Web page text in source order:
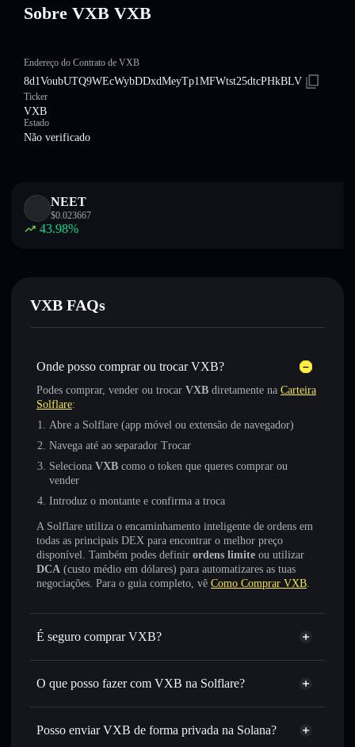
Sobre VXB VXB
Endereço do Contrato de VXB
8d1VoubUTQ9WEcWybDDxdMeyTp1MFWtst25dtcPHkBLV
Ticker
VXB
Estado
Não verificado
NEET
$0.023667
43.98%
VXB FAQs
Onde posso comprar ou trocar VXB?
Podes comprar, vender ou trocar VXB diretamente na Carteira
Solflare:
Abre a Solflare (app móvel ou extensão de navegador)
Navega até ao separador Trocar
Seleciona VXB como o token que queres comprar ou
vender
Introduz o montante e confirma a troca
A Solflare utiliza o encaminhamento inteligente de ordens em
todas as principais DEX para encontrar o melhor preço
disponível. Também podes definir ordens limite ou utilizar
DCA (custo médio em dólares) para automatizares as tuas
negociações. Para o guia completo, vê Como Comprar VXB.
É seguro comprar VXB?
VXB não está verificado
O que posso fazer com VXB na Solflare?
VXB
Carteira Solflare
Trocar instantaneamente— trocar VXB por SOL, USDC
Posso enviar VXB de forma privada na Solana?